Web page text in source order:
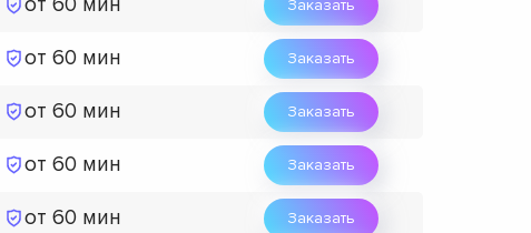
Заказать
от 60 мин Заказать
от 60 мин Заказать
от 60 мин Заказать
от 60 мин Заказать